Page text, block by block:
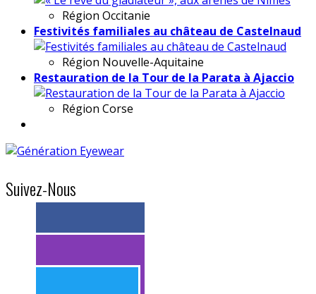
Région Occitanie
Festivités familiales au château de Castelnaud
Région Nouvelle-Aquitaine
Restauration de la Tour de la Parata à Ajaccio
Région Corse
Suivez-Nous
> 11k abonnés
> 11k abonnés